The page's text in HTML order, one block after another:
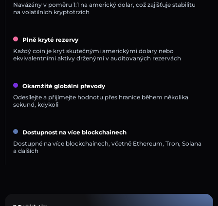
Navázány v poměru 1:1 na americký dolar, což zajišťuje stabilitu
na volatilních kryptotrzích
Plně kryté rezervy
Každý coin je kryt skutečnými americkými dolary nebo
ekvivalentními aktivy drženými v auditovaných rezervách
Okamžité globální převody
Odesílejte a přijímejte hodnotu přes hranice během několika
sekund, kdykoli
Dostupnost na více blockchainech
Dostupné na více blockchainech, včetně Ethereum, Tron, Solana
a dalších